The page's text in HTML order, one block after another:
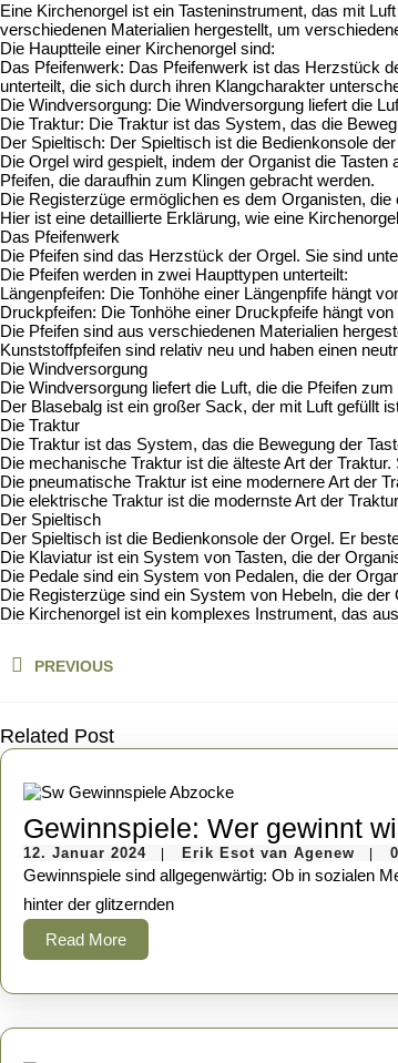
Eine Kirchenorgel ist ein Tasteninstrument, das mit
verschiedenen Materialien hergestellt, um
Die Hauptteile einer Kirchenorgel sind:
Das Pfeifenwerk: Das Pfeifenwerk ist das Herzstück
unterteilt, die sich durch ihren Klangcharakter
Die Windversorgung: Die Windversorgung liefert die
Die Traktur: Die Traktur ist das System, das die
Der Spieltisch: Der Spieltisch ist die Bedienkonsole
Die Orgel wird gespielt, indem der Organist die
Pfeifen, die daraufhin zum Klingen gebracht werden.
Die Registerzüge ermöglichen es dem Organisten,
Hier ist eine detaillierte Erklärung, wie eine
Das Pfeifenwerk
Die Pfeifen sind das Herzstück der Orgel. Sie sind
Die Pfeifen werden in zwei Haupttypen unterteilt:
Längenpfeifen: Die Tonhöhe einer Längenpfife hängt
Druckpfeifen: Die Tonhöhe einer Druckpfeife hängt
Die Pfeifen sind aus verschiedenen Materialien
Kunststoffpfeifen sind relativ neu und haben einen
Die Windversorgung
Die Windversorgung liefert die Luft, die die Pfeifen
Der Blasebalg ist ein großer Sack, der mit Luft gefüllt
Die Traktur
Die Traktur ist das System, das die Bewegung der
Die mechanische Traktur ist die älteste Art der
Die pneumatische Traktur ist eine modernere Art der
Die elektrische Traktur ist die modernste Art der
Der Spieltisch
Der Spieltisch ist die Bedienkonsole der Orgel. Er
Die Klaviatur ist ein System von Tasten, die der
Die Pedale sind ein System von Pedalen, die der
Die Registerzüge sind ein System von Hebeln, die
Die Kirchenorgel ist ein komplexes Instrument, das
PREVIOUS
post:
Related Post
Gewinnspiele: Wer gewinnt
12. Januar 202412.
Januar
2024
Erik Esot van Agenew Erik
Esot
van
Gewinnspiele sind allgegenwärtig: Ob in sozialen Medien, Zeitschriften, im Fernsehen oder im Einzelhandel – sie locken mit verlockenden Preisen und der Chance auf einen unverhofften Gewinn. Doch
hinter der glitzernden
Read MoreRead
More